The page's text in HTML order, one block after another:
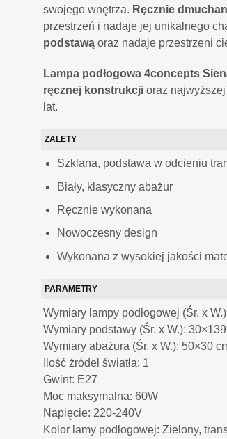
swojego wnętrza. Ręcznie
przestrzeń i nadaje jej unikalnego
podstawą oraz nadaje przestrzeni
Lampa podłogowa 4concepts
ręcznej konstrukcji oraz
lat.
ZALETY
Szklana, podstawa w odcieniu
Biały, klasyczny abażur
Ręcznie wykonana
Nowoczesny design
Wykonana z wysokiej jakości
PARAMETRY
Wymiary lampy podłogowej (Śr. x
Wymiary podstawy (Śr. x W.):
Wymiary abażura (Śr. x W.): 50×30
Ilość źródeł światła: 1
Gwint: E27
Moc maksymalna: 60W
Napięcie: 220-240V
Kolor lamy podłogowej: Zielony,